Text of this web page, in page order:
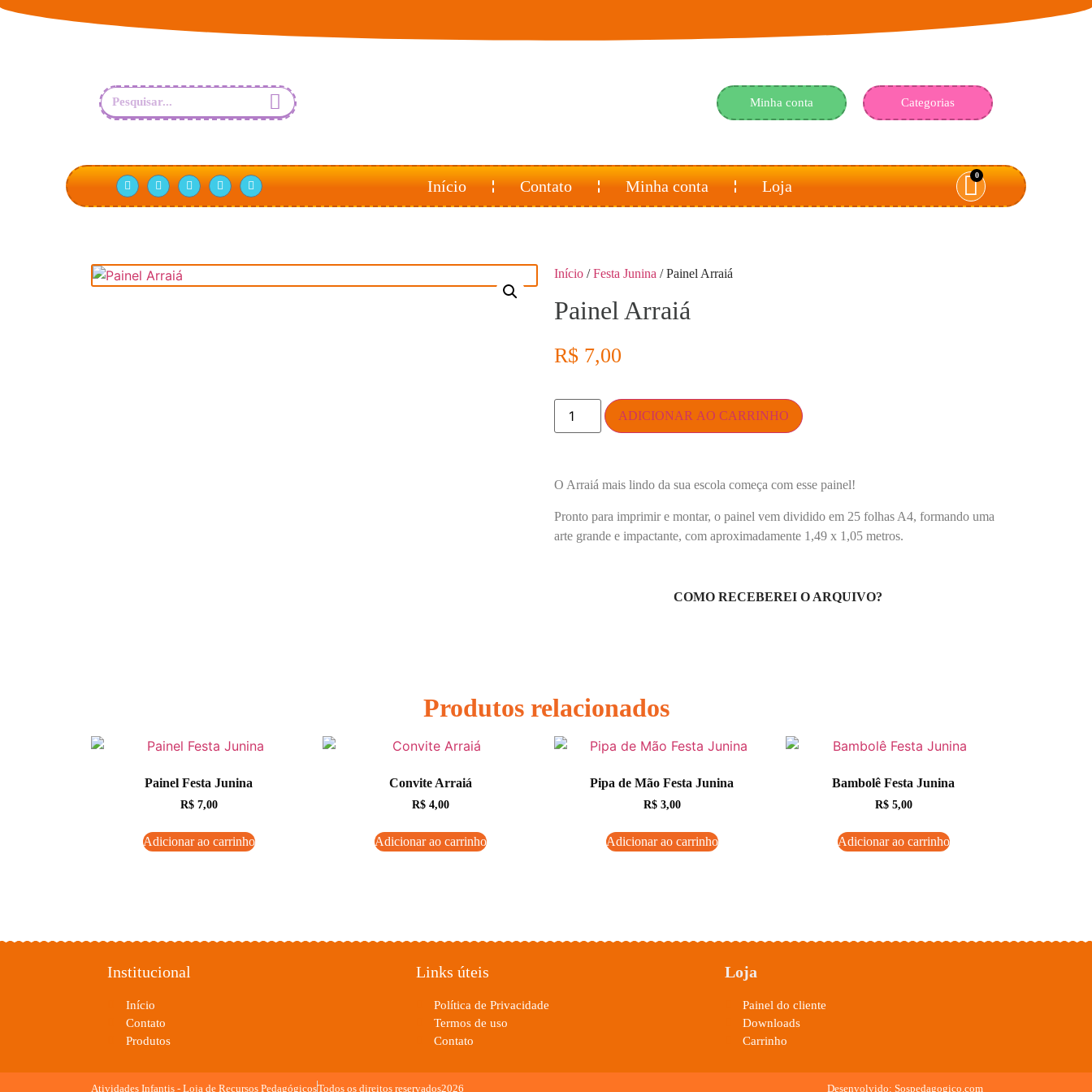
Minha conta Categorias
Início Contato Minha conta Loja
0
Início /Festa Junina / Painel Arraiá
Painel Arraiá
R$ 7,00
ADICIONAR AO CARRINHO
O Arraiá mais lindo da sua escola começa com esse painel!
Pronto para imprimir e montar, o painel vem dividido em 25 folhas A4, formando uma
arte grande e impactante, com aproximadamente 1,49 x 1,05 metros.
COMO RECEBEREI O ARQUIVO?
Produtos relacionados
Painel Festa Junina
R$7,00
Adicionar ao carrinho
Convite Arraiá
R$4,00
Adicionar ao carrinho
Pipa de Mão Festa Junina
R$3,00
Adicionar ao carrinho
Bambolê Festa Junina
R$5,00
Adicionar ao carrinho
Institucional
Início
Contato
Produtos
Links úteis
Política de Privacidade
Termos de uso
Contato
Loja
Painel do cliente
Downloads
Carrinho
Atividades Infantis - Loja de Recursos PedagógicosTodos os direitos reservados2026 Desenvolvido: Sospedagogico.com